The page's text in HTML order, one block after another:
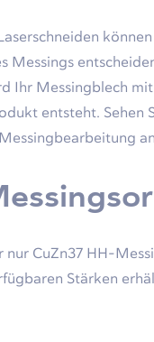
Messings
Ihr Messingblech mit
entsteht. Sehen
nur CuZn37 HH-
Stärken